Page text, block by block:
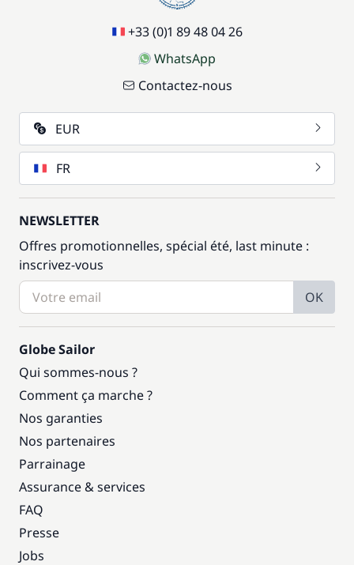
+33 (0)1 89 48 04 26
WhatsApp
Contactez-nous
EUR
FR
NEWSLETTER
Offres promotionnelles, spécial été, last minute :
inscrivez-vous
OK
Globe Sailor
Qui sommes-nous ?
Comment ça marche ?
Nos garanties
Nos partenaires
Parrainage
Assurance & services
FAQ
Presse
Jobs